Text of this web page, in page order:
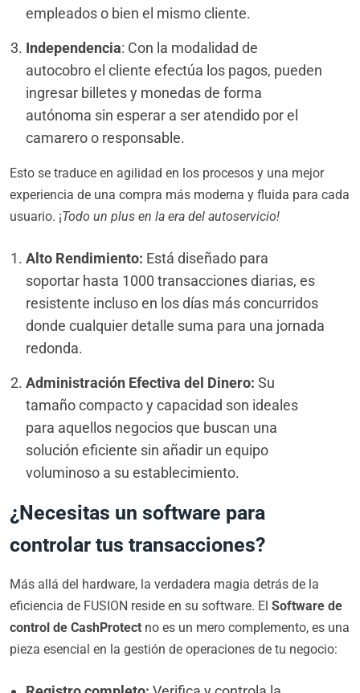
empleados o bien el mismo cliente.
Independencia: Con la modalidad de
autocobro el cliente efectúa los pagos, pueden
ingresar billetes y monedas de forma
autónoma sin esperar a ser atendido por el
camarero o responsable.
Esto se traduce en agilidad en los procesos y una mejor
experiencia de una compra más moderna y fluida para cada
usuario. ¡Todo un plus en la era del autoservicio!
Alto Rendimiento: Está diseñado para
soportar hasta 1000 transacciones diarias, es
resistente incluso en los días más concurridos
donde cualquier detalle suma para una jornada
redonda.
Administración Efectiva del Dinero: Su
tamaño compacto y capacidad son ideales
para aquellos negocios que buscan una
solución eficiente sin añadir un equipo
voluminoso a su establecimiento.
¿Necesitas un software para
controlar tus transacciones?
Más allá del hardware, la verdadera magia detrás de la
eficiencia de FUSION reside en su software. El Software de
control de CashProtect no es un mero complemento, es una
pieza esencial en la gestión de operaciones de tu negocio: